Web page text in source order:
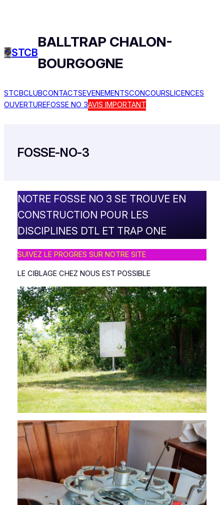
STCB
BALLTRAP CHALON-
BOURGOGNE
STCBCLUBCONTACTSEVENEMENTSCONCOURSLICENCES
OUVERTUREFOSSE NO 3AVIS IMPORTANT
FOSSE-NO-3
NOTRE FOSSE NO 3 SE TROUVE EN
CONSTRUCTION POUR LES
DISCIPLINES DTL ET TRAP ONE
SUIVEZ LE PROGRES SUR NOTRE SITE
LE CIBLAGE CHEZ NOUS EST POSSIBLE